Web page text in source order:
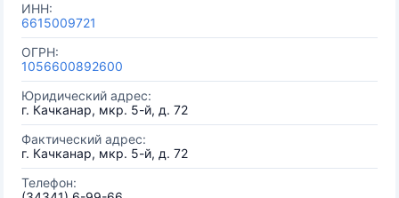
ИНН:
6615009721
ОГРН:
1056600892600
Юридический адрес:
г. Качканар, мкр. 5-й, д. 72
Фактический адрес:
г. Качканар, мкр. 5-й, д. 72
Телефон: